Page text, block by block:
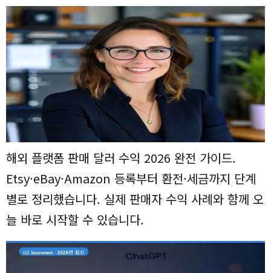
해외 플랫폼 판매 달러 수익 2026 완전 가이드.
Etsy·eBay·Amazon 등록부터 환전·세금까지 단계
별로 정리했습니다. 실제 판매자 수익 사례와 함께 오
늘 바로 시작할 수 있습니다.